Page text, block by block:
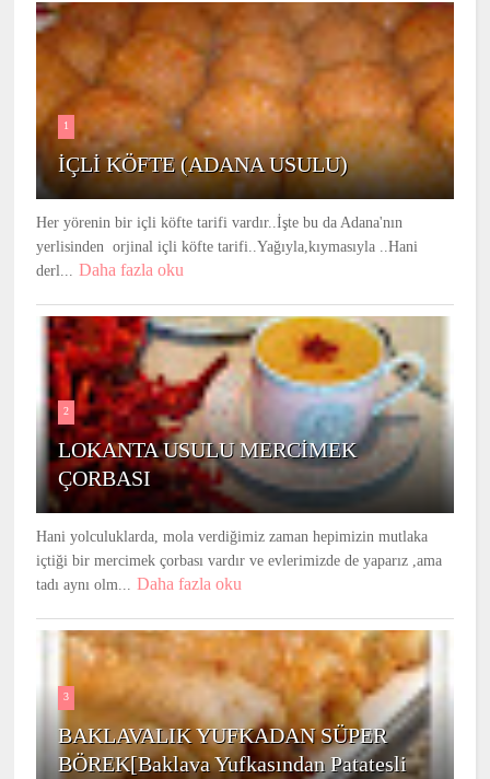
1
İÇLİ KÖFTE (ADANA USULU)
Her yörenin bir içli köfte tarifi vardır..İşte bu da Adana'nın
yerlisinden orjinal içli köfte tarifi..Yağıyla,kıymasıyla ..Hani
derl... Daha fazla oku
2
LOKANTA USULU MERCİMEK
ÇORBASI
Hani yolculuklarda, mola verdiğimiz zaman hepimizin mutlaka
içtiği bir mercimek çorbası vardır ve evlerimizde de yaparız ,ama
tadı aynı olm... Daha fazla oku
3
BAKLAVALIK YUFKADAN SÜPER
BÖREK[Baklava Yufkasından Patatesli